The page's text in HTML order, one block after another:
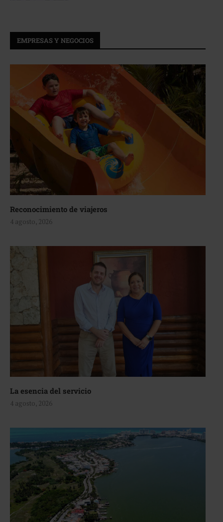
EMPRESAS Y NEGOCIOS
Reconocimiento de viajeros
4 agosto, 2026
La esencia del servicio
4 agosto, 2026